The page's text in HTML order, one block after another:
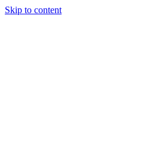
Skip to content